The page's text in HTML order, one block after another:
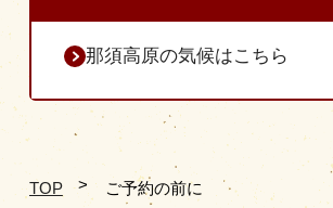
那須高原の気候はこちら
TOP ご予約の前に